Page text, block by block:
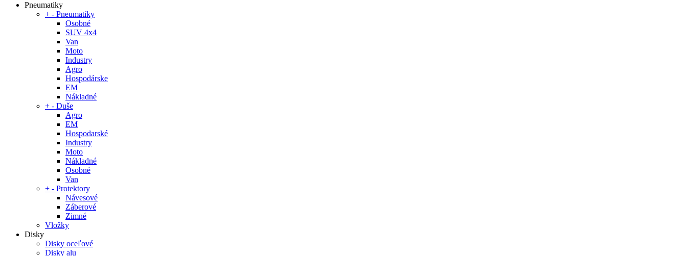
Pneumatiky
+ - Pneumatiky
Osobné
SUV 4x4
Van
Moto
Industry
Agro
Hospodárske
EM
Nákladné
+ - Duše
Agro
EM
Hospodarské
Industry
Moto
Nákladné
Osobné
Van
+ - Protektory
Návesové
Záberové
Zimné
Vložky
Disky
Disky oceľové
Disky alu